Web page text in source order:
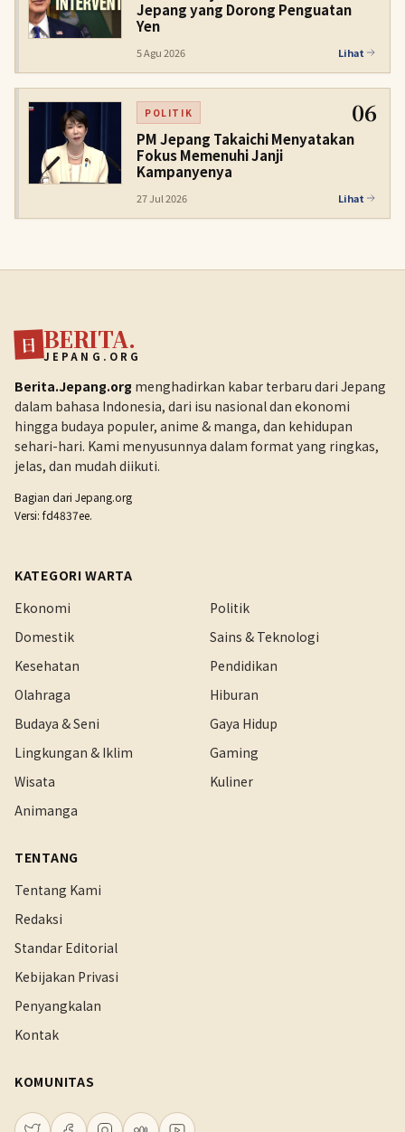
Jepang yang Dorong Penguatan
Yen
5 Agu 2026 Lihat
POLITIK 06
PM Jepang Takaichi Menyatakan
Fokus Memenuhi Janji
Kampanyenya
27 Jul 2026 Lihat
日 BERITA.
JEPANG.ORG
Berita.Jepang.org menghadirkan kabar terbaru dari Jepang
dalam bahasa Indonesia, dari isu nasional dan ekonomi
hingga budaya populer, anime & manga, dan kehidupan
sehari-hari. Kami menyusunnya dalam format yang ringkas,
jelas, dan mudah diikuti.
Bagian dari Jepang.org
Versi: fd4837ee.
KATEGORI WARTA
Ekonomi
Politik
Domestik
Sains & Teknologi
Kesehatan
Pendidikan
Olahraga
Hiburan
Budaya & Seni
Gaya Hidup
Lingkungan & Iklim
Gaming
Wisata
Kuliner
Animanga
TENTANG
Tentang Kami
Redaksi
Standar Editorial
Kebijakan Privasi
Penyangkalan
Kontak
KOMUNITAS